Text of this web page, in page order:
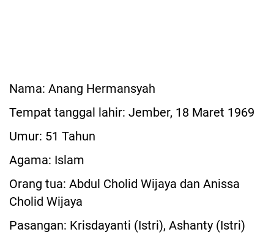
Nama: Anang Hermansyah
Tempat tanggal lahir: Jember, 18 Maret 1969
Umur: 51 Tahun
Agama: Islam
Orang tua: Abdul Cholid Wijaya dan Anissa
Cholid Wijaya
Pasangan: Krisdayanti (Istri), Ashanty (Istri)